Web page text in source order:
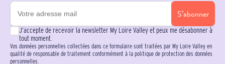
S’abonner
J’accepte de recevoir la newsletter My Loire Valley et peux me désabonner à
tout moment.
Vos données personnelles collectées dans ce formulaire sont traitées par My Loire Valley en
qualité de responsable de traitement conformément à la politique de protection des données
personnelles.